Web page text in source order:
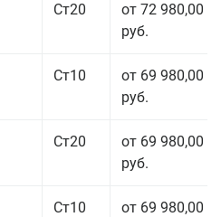
Ст20
от 72 980,00
руб.
Ст10
от 69 980,00
руб.
Ст20
от 69 980,00
руб.
Ст10
от 69 980,00